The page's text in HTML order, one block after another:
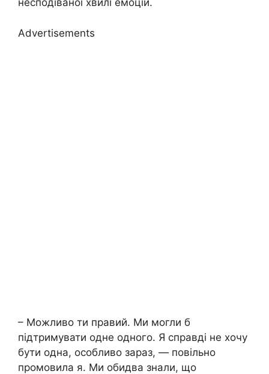
несподіваної хвилі емоцій.
Advertisements
– Можливо ти правий. Ми могли б
підтримувати одне одного. Я справді не хочу
бути одна, особливо зараз, — повільно
промовила я. Ми обидва знали, що